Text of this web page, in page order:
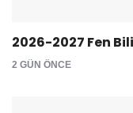
2026-2027 Fen
2 GÜN ÖNCE